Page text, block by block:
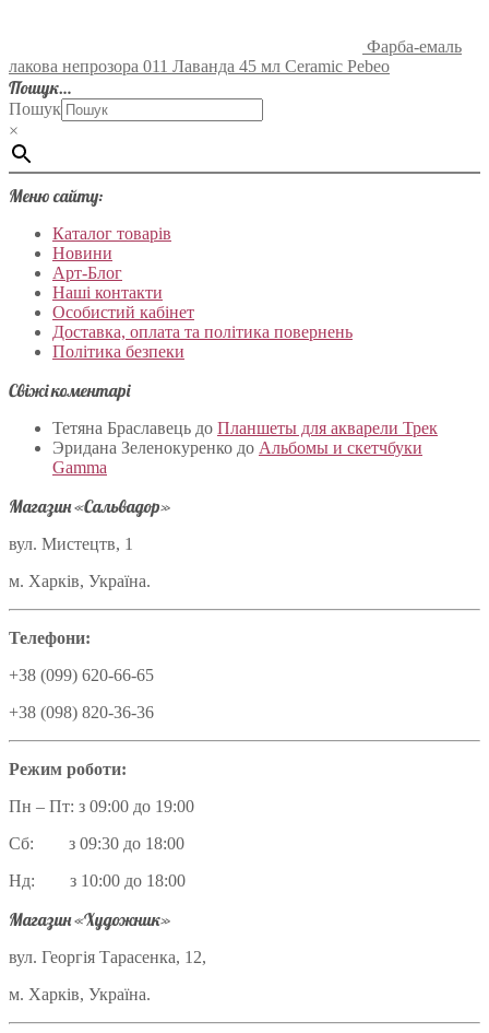
Фарба-емаль
лакова непрозора 011 Лаванда 45 мл Ceramic Pebeo
Пошук…
Пошук
×
Меню сайту:
Каталог товарів
Новини
Арт-Блог
Наші контакти
Особистий кабінет
Доставка, оплата та політика повернень
Політика безпеки
Свіжі коментарі
Тетяна Браславець до Планшеты для акварели Трек
Эридана Зеленокуренко до Альбомы и скетчбуки
Gamma
Магазин «Сальвадор»
вул. Мистецтв, 1
м. Харків, Україна.
Телефони:
+38 (099) 620-66-65
+38 (098) 820-36-36
Режим роботи:
Пн – Пт: з 09:00 до 19:00
Сб: з 09:30 до 18:00
Нд: з 10:00 до 18:00
Магазин «Художник»
вул. Георгія Тарасенка, 12,
м. Харків, Україна.